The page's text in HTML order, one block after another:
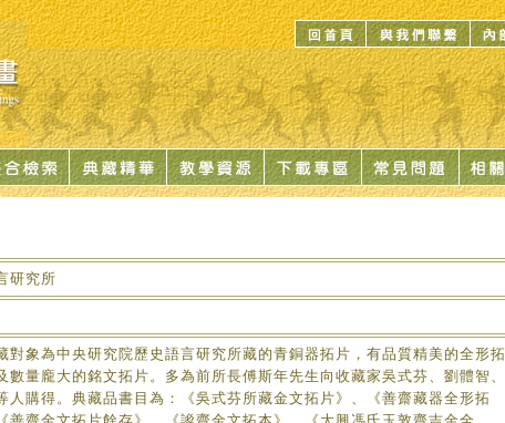
研究所
象為中央研究院歷史語言研究所藏的青銅器拓片，有品質精美的全形拓
數量龐大的銘文拓片。多為前所長傅斯年先生向收藏家吳式芬、劉體智、
人購得。典藏品書目為：《吳式芬所藏金文拓片》、《善齋藏器全形拓